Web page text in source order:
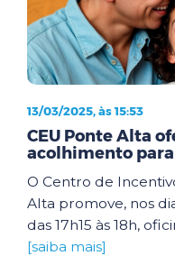
13/03/2025, às 15:53
CEU Ponte Alta
acolhimento
O Centro de
Alta promove, nos
das 17h15 às 18h,
[saiba mais]